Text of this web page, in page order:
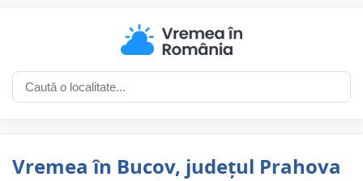
Vremea în Bucov, județul Prahova